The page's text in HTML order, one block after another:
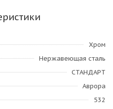
Хром
Нержавеющая сталь
СТАНДАРТ
Аврора
532